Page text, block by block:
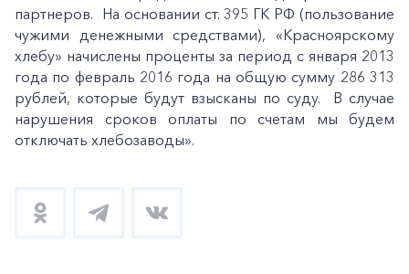
партнеров. На основании ст. 395 ГК РФ (пользование
чужими денежными средствами), «Красноярскому
хлебу» начислены проценты за период с января 2013
года по февраль 2016 года на общую сумму 286 313
рублей, которые будут взысканы по суду. В случае
нарушения сроков оплаты по счетам мы будем
отключать хлебозаводы».